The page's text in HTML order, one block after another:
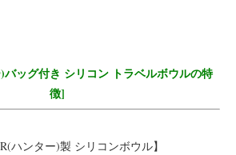
ッグ付き シリコン トラベルボウルの特
徴]
ハンター)製 シリコンボウル】